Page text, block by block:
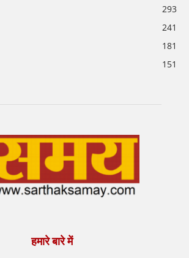
293
241
181
151
हमारे बारे में